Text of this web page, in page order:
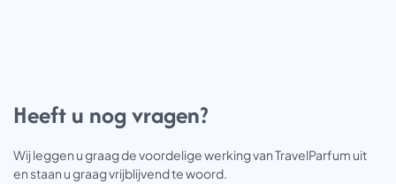
Heeft u nog vragen?
Wij leggen u graag de voordelige werking van TravelParfum uit
en staan u graag vrijblijvend te woord.